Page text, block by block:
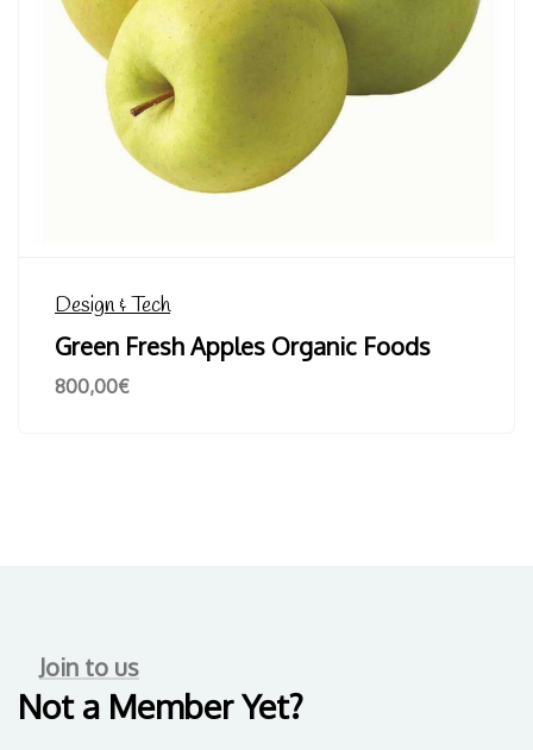
Design & Tech
Green Fresh Apples Organic Foods
800,00€
Join to us
Not a Member Yet?